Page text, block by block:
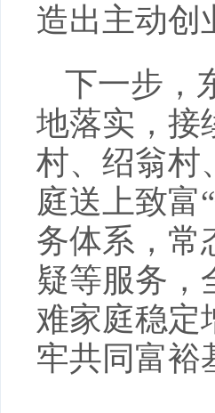
造出主动创
下一步，
地落实，接
村、绍翁村
庭送上致富
务体系，常
疑等服务，
难家庭稳定
牢共同富裕